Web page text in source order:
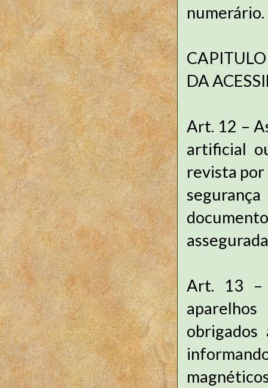
numerário.
DA
Art. 12 –
artificial
revista por
Art. 13 –